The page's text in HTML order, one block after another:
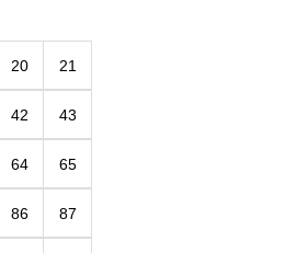
20 21
42 43
64 65
86 87